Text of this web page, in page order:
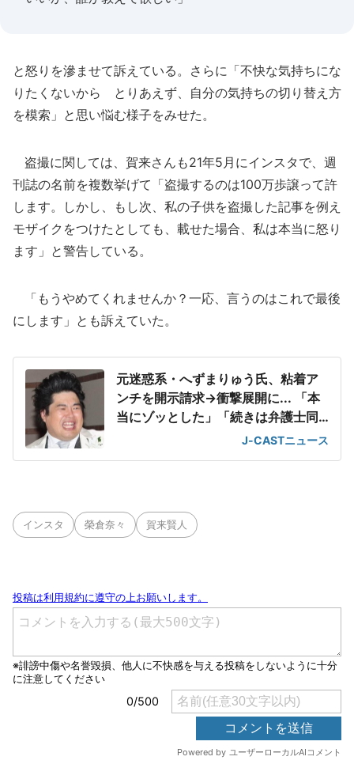
と怒りを滲ませて訴えている。さらに「不快な気持ちにな
りたくないから とりあえず、自分の気持ちの切り替え方
を模索」と思い悩む様子をみせた。
盗撮に関しては、賀来さんも21年5月にインスタで、週
刊誌の名前を複数挙げて「盗撮するのは100万歩譲って許
します。しかし、もし次、私の子供を盗撮した記事を例え
モザイクをつけたとしても、載せた場合、私は本当に怒り
ます」と警告している。
「もうやめてくれませんか？一応、言うのはこれで最後
にします」とも訴えていた。
元迷惑系・へずまりゅう氏、粘着ア
ンチを開示請求→衝撃展開に... 「本
当にゾッとした」「続きは弁護士同
J-CASTニュース
インスタ 榮倉奈々 賀来賢人